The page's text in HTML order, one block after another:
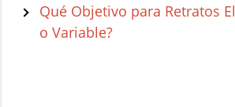
Qué Objetivo para Retratos
o Variable?